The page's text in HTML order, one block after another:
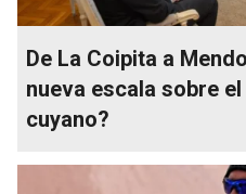
De La Coipita a
nueva escala sobre
cuyano?